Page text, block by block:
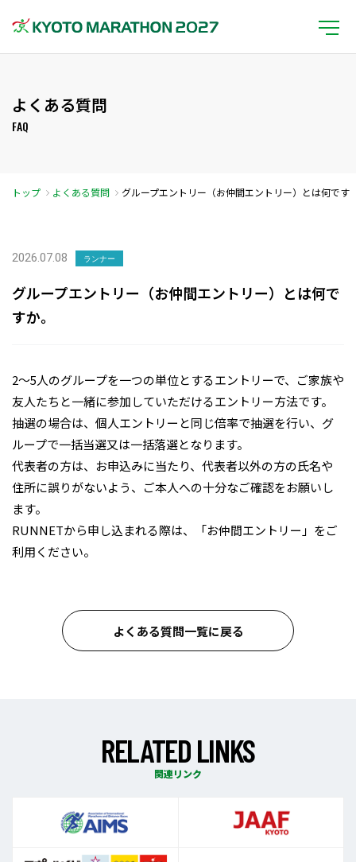
よくある質問
FAQ
トップ よくある質問
グループエントリー（お仲間エントリー）とは何です
2026.07.08 ランナー
グループエントリー（お仲間エントリー）とは何で
すか。
2～5人のグループを一つの単位とするエントリーで、ご家族や
友人たちと一緒に参加していただけるエントリー方法です。
抽選の場合は、個人エントリーと同じ倍率で抽選を行い、グ
ループで一括当選又は一括落選となります。
代表者の方は、お申込みに当たり、代表者以外の方の氏名や
住所に誤りがないよう、ご本人への十分なご確認をお願いし
ます。
RUNNETから申し込まれる際は、「お仲間エントリー」をご
利用ください。
よくある質問一覧に戻る
RELATEDLINKS
関連リンク